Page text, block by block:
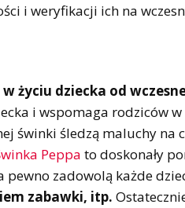
i weryfikacji ich na
życiu dziecka od
i wspomaga rodziców
świnki śledzą maluchy na
Peppa to doskonały
pewno zadowolą każde
zabawki, itp.